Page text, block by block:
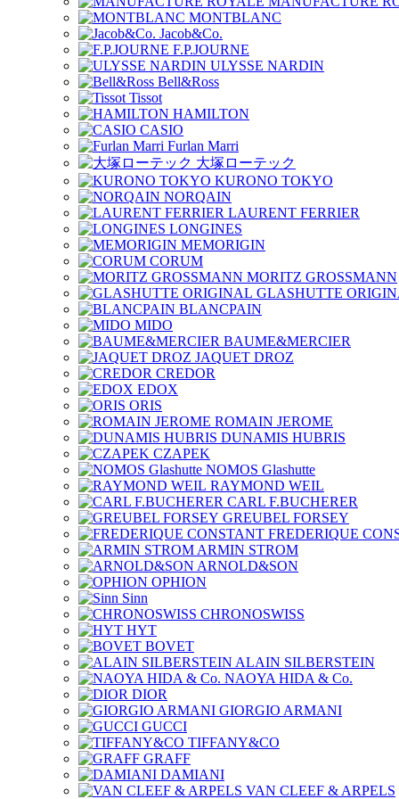
MONTBLANC
Jacob&Co.
F.P.JOURNE
ULYSSE NARDIN
Bell&Ross
Tissot
HAMILTON
CASIO
Furlan Marri
大塚ローテック
KURONO TOKYO
NORQAIN
LAURENT FERRIER
LONGINES
MEMORIGIN
CORUM
MORITZ GROSSMANN
GLASHUTTE
BLANCPAIN
MIDO
BAUME&MERCIER
JAQUET DROZ
CREDOR
EDOX
ORIS
ROMAIN JEROME
DUNAMIS HUBRIS
CZAPEK
NOMOS Glashutte
RAYMOND WEIL
CARL F.BUCHERER
GREUBEL FORSEY
FREDERIQUE
ARMIN STROM
ARNOLD&SON
OPHION
Sinn
CHRONOSWISS
HYT
BOVET
ALAIN SILBERSTEIN
NAOYA HIDA & Co.
DIOR
GIORGIO ARMANI
GUCCI
TIFFANY&CO
GRAFF
DAMIANI
VAN CLEEF & ARPELS